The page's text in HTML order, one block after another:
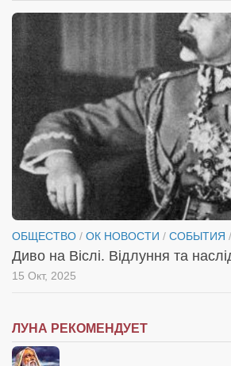
ОБЩЕСТВО / ОК НОВОСТИ / СОБЫТИЯ /
Диво на Віслі. Відлуння та
15 Окт, 2025
ЛУНА РЕКОМЕНДУЕТ